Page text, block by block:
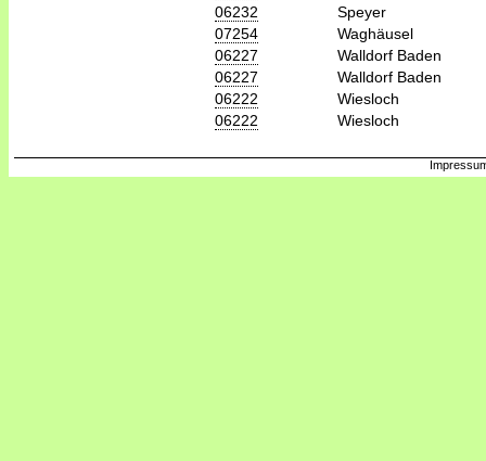
06232
Speyer
07254
Waghäusel
06227
Walldorf Baden
06227
Walldorf Baden
06222
Wiesloch
06222
Wiesloch